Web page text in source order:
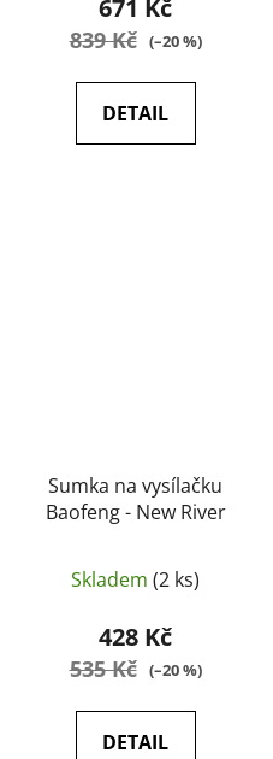
671 Kč
839 Kč (–20 %)
DETAIL
Sumka na vysílačku
Baofeng - New River
Skladem (2 ks)
428 Kč
535 Kč (–20 %)
DETAIL